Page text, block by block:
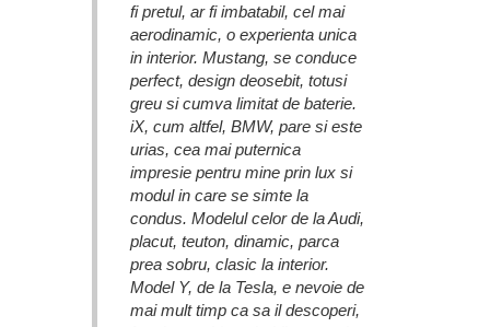
fi pretul, ar fi imbatabil, cel mai
aerodinamic, o experienta unica
in interior. Mustang, se conduce
perfect, design deosebit, totusi
greu si cumva limitat de baterie.
iX, cum altfel, BMW, pare si este
urias, cea mai puternica
impresie pentru mine prin lux si
modul in care se simte la
condus. Modelul celor de la Audi,
placut, teuton, dinamic, parca
prea sobru, clasic la interior.
Model Y, de la Tesla, e nevoie de
mai mult timp ca sa il descoperi,